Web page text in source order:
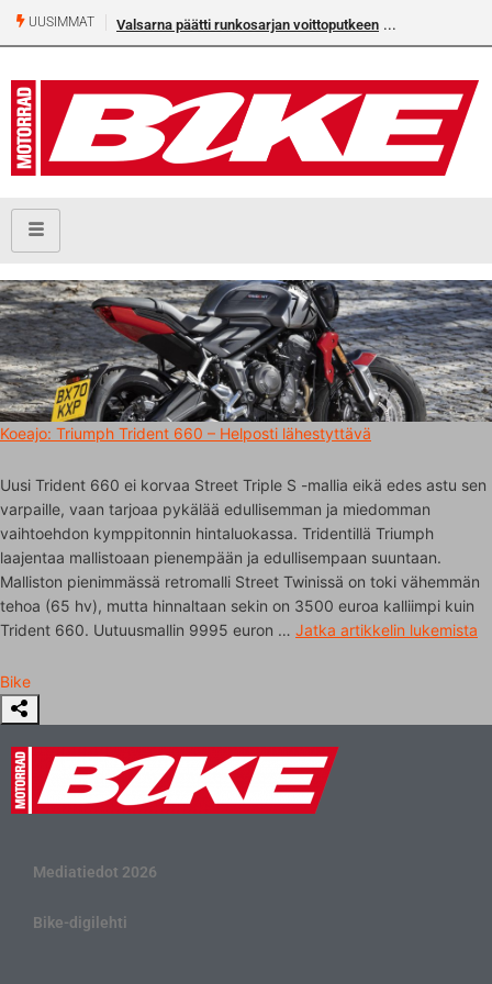
UUSIMMAT Valsarna päätti runkosarjan voittoputkeen
Koeajo: Triumph Trident 660 – Helposti lähestyttävä
Uusi Trident 660 ei korvaa Street Triple S -mallia eikä edes astu sen
varpaille, vaan tarjoaa pykälää edullisemman ja miedomman
vaihtoehdon kymppitonnin hintaluokassa. Tridentillä Triumph
laajentaa mallistoaan pienempään ja edullisempaan suuntaan.
Malliston pienimmässä retromalli Street Twinissä on toki vähemmän
tehoa (65 hv), mutta hinnaltaan sekin on 3500 euroa kalliimpi kuin
Trident 660. Uutuusmallin 9995 euron … Jatka artikkelin lukemista
Bike
Mediatiedot 2026
Bike-digilehti